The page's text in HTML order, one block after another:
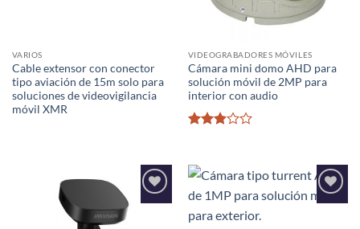
VARIOS
Cable extensor con conector
tipo aviación de 15m solo para
soluciones de videovigilancia
móvil XMR
VIDEOGRABADORES MÓVILES
Cámara mini domo AHD para
solución móvil de 2MP para
interior con audio
2.83
de 5
Añadir
Añadir